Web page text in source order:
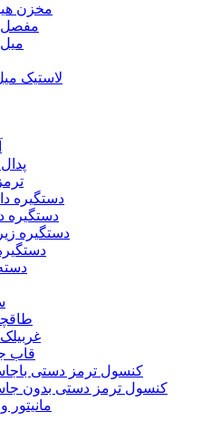
مخزن
مفصل
لاستیک
دستگیره
دستگیره
دستگیره
قاب
کنسول ترمز دستی
کنسول ترمز دستی بدون